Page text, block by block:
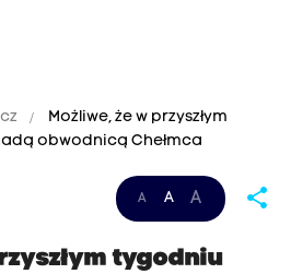
Możliwe, że w przyszłym
obwodnicą Chełmca
A A A share
tygodniu